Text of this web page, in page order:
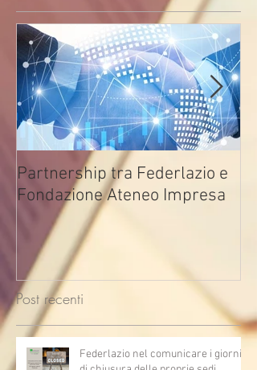
Partnership tra Federlazio e
Fondazione Ateneo Impresa
Post recenti
Federlazio nel comunicare i giorni